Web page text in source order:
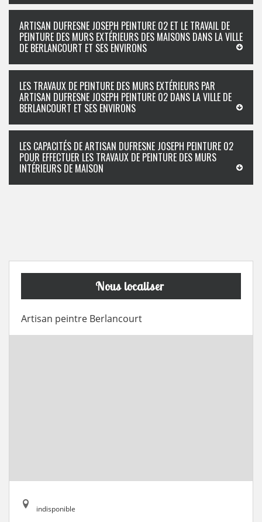
ARTISAN DUFRESNE JOSEPH PEINTURE 02 ET LE TRAVAIL DE
PEINTURE DES MURS EXTÉRIEURS DES MAISONS DANS LA VILLE
DE BERLANCOURT ET SES ENVIRONS
LES TRAVAUX DE PEINTURE DES MURS EXTÉRIEURS PAR
ARTISAN DUFRESNE JOSEPH PEINTURE 02 DANS LA VILLE DE
BERLANCOURT ET SES ENVIRONS
LES CAPACITÉS DE ARTISAN DUFRESNE JOSEPH PEINTURE 02
POUR EFFECTUER LES TRAVAUX DE PEINTURE DES MURS
INTÉRIEURS DE MAISON
Nous localiser
Artisan peintre Berlancourt
indisponible